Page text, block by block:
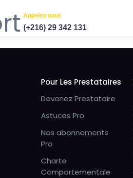
Appelez-nous
(+216) 29 342 131
Pour Les Prestataires
Devenez Prestataire
Astuces Pro
Nos abonnements
Pro
Charte
Comportementale